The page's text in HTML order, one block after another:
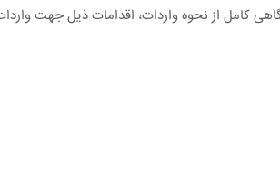
کامل از نحوه واردات، اقدامات ذیل جهت